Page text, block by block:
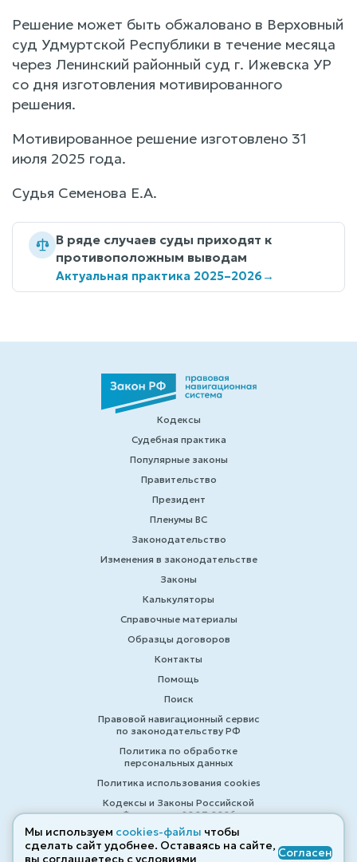
Решение может быть обжаловано в Верховный
суд Удмуртской Республики в течение месяца
через Ленинский районный суд г. Ижевска УР
со дня изготовления мотивированного
решения.
Мотивированное решение изготовлено 31
июля 2025 года.
Судья Семенова Е.А.
В ряде случаев суды приходят к
противоположным выводам
Актуальная практика 2025–2026→
Кодексы
Судебная практика
Популярные законы
Правительство
Президент
Пленумы ВС
Законодательство
Изменения в законодательстве
Законы
Калькуляторы
Справочные материалы
Образцы договоров
Контакты
Помощь
Поиск
Правовой навигационный сервис
по законодательству РФ
Политика по обработке
персональных данных
Политика использования cookies
Кодексы и Законы Российской
Федерации 2007-2026
© ZAKONRF.INFO
Мы используем cookies-файлы чтобы
сделать сайт удобнее. Оставаясь на сайте,
вы соглашаетесь с условиями
Согласен